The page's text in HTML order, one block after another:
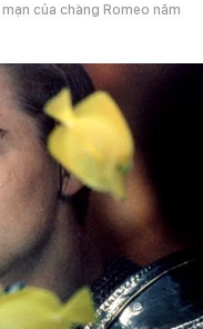
của chàng Romeo năm